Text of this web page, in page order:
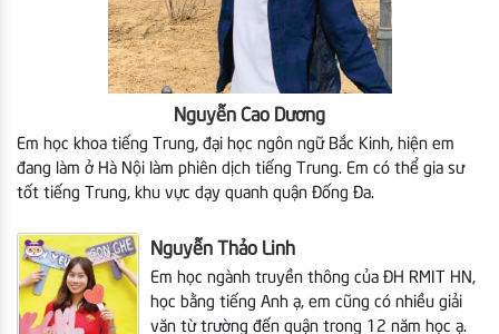
Nguyễn Cao Dương
Em học khoa tiếng Trung, đại học ngôn ngữ Bắc Kinh, hiện em
đang làm ở Hà Nội làm phiên dịch tiếng Trung. Em có thể gia sư
tốt tiếng Trung, khu vực dạy quanh quận Đống Đa.
Nguyễn Thảo Linh
Em học ngành truyền thông của ĐH RMIT HN,
học bằng tiếng Anh ạ, em cũng có nhiều giải
văn từ trường đến quận trong 12 năm học ạ.